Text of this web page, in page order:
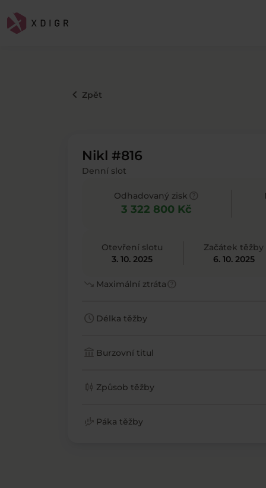
keyboard_arrow_left Zpět
Nikl #816
Denní slot
Odhadovaný zisk
3 322 800 Kč
Otevření slotu
3. 10. 2025
Začátek těžby
6. 10. 2025
trending_down Maximální ztrátahelp
schedule Délka těžby
account_balance Burzovní titul
candlestick_chart Způsob těžby
finance_mode Páka těžby